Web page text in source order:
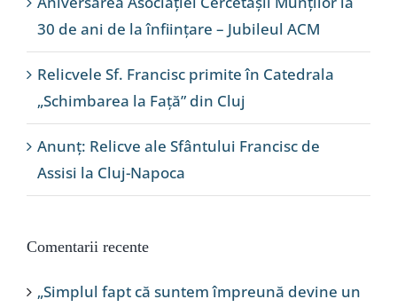
30 de ani de la înființare – Jubileul ACM
Relicvele Sf. Francisc primite în Catedrala
„Schimbarea la Față” din Cluj
Anunț: Relicve ale Sfântului Francisc de
Assisi la Cluj-Napoca
Comentarii recente
„Simplul fapt că suntem împreună devine un